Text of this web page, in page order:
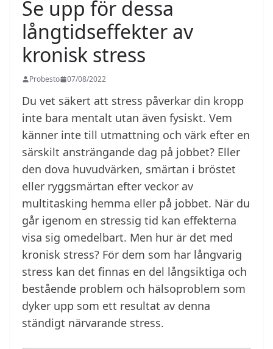
Se upp för dessa
långtidseffekter av
kronisk stress
Probesto 07/08/2022
Du vet säkert att stress påverkar din kropp
inte bara mentalt utan även fysiskt. Vem
känner inte till utmattning och värk efter en
särskilt ansträngande dag på jobbet? Eller
den dova huvudvärken, smärtan i bröstet
eller ryggsmärtan efter veckor av
multitasking hemma eller på jobbet. När du
går igenom en stressig tid kan effekterna
visa sig omedelbart. Men hur är det med
kronisk stress? För dem som har långvarig
stress kan det finnas en del långsiktiga och
bestående problem och hälsoproblem som
dyker upp som ett resultat av denna
ständigt närvarande stress.